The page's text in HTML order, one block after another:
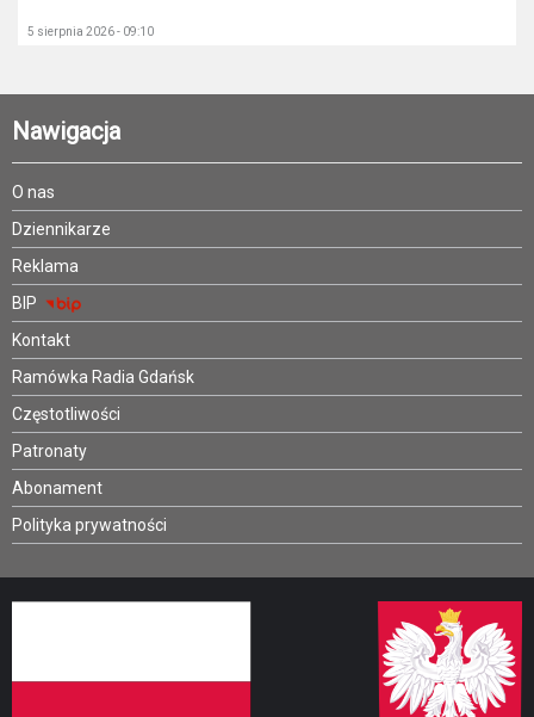
5 sierpnia 2026 - 09:10
Nawigacja
O nas
Dziennikarze
Reklama
BIP
Kontakt
Ramówka Radia Gdańsk
Częstotliwości
Patronaty
Abonament
Polityka prywatności